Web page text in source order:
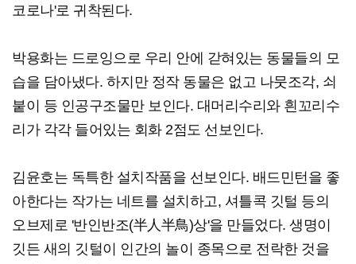
코로나'로 귀착된다.
박용화는 드로잉으로 우리 안에 갇혀있는 동물들의 모
습을 담아냈다. 하지만 정작 동물은 없고 나뭇조각, 쇠
붙이 등 인공구조물만 보인다. 대머리수리와 흰꼬리수
리가 각각 들어있는 회화 2점도 선보인다.
김윤호는 독특한 설치작품을 선보인다. 배드민턴을 좋
아한다는 작가는 네트를 설치하고, 셔틀콕 깃털 등의
오브제로 '반인반조(半人半鳥)상'을 만들었다. 생명이
깃든 새의 깃털이 인간의 놀이 종목으로 전락한 것을